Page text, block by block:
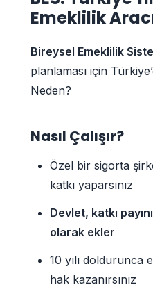
Emeklilik
Bireysel Emeklilik
planlaması için
Neden?
Nasıl Çalışır?
Özel bir sigorta
katkı yaparsınız
Devlet, katkı
olarak ekler
10 yılı doldurunca
hak kazanırsınız